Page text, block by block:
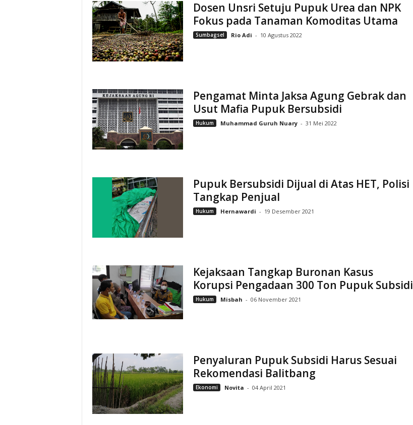
Dosen Unsri Setuju Pupuk Urea dan NPK
Fokus pada Tanaman Komoditas Utama
Sumbagsel Rio Adi - 10 Agustus 2022
Pengamat Minta Jaksa Agung Gebrak dan
Usut Mafia Pupuk Bersubsidi
Hukum Muhammad Guruh Nuary - 31 Mei 2022
Pupuk Bersubsidi Dijual di Atas HET, Polisi
Tangkap Penjual
Hukum Hernawardi - 19 Desember 2021
Kejaksaan Tangkap Buronan Kasus
Korupsi Pengadaan 300 Ton Pupuk Subsidi
Hukum Misbah - 06 November 2021
Penyaluran Pupuk Subsidi Harus Sesuai
Rekomendasi Balitbang
Ekonomi Novita - 04 April 2021